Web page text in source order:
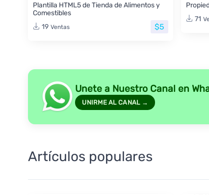
Plantilla HTML5 de Tienda de Alimentos y
Comestibles
19 Ventas $5
71
Unete a Nuestro Canal en
UNIRME AL CANAL →
Artículos populares